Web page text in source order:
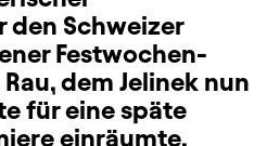
den Schweizer
Festwochen-
dem Jelinek nun
für eine späte
einräumte,